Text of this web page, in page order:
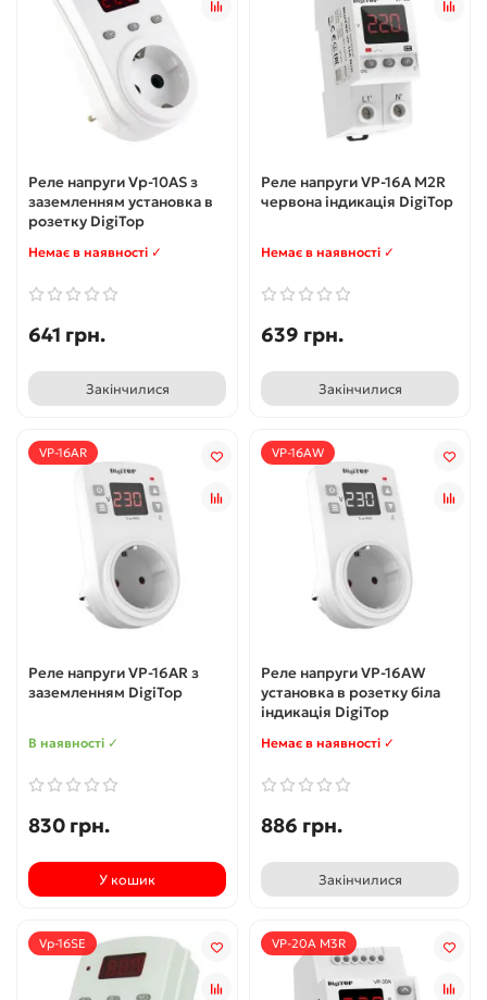
Реле напруги Vp-10AS з
заземленням установка в
розетку DigiTop
Немає в наявності ✓
641 грн.
Закінчилися
Реле напруги VP-16A M2R
червона індикація DigiTop
Немає в наявності ✓
639 грн.
Закінчилися
VP-16AR
Реле напруги VP-16AR з
заземленням DigiTop
В наявності ✓
830 грн.
У кошик
VP-16AW
Реле напруги VP-16AW
установка в розетку біла
індикація DigiTop
Немає в наявності ✓
886 грн.
Закінчилися
Vp-16SE VР-20A M3R